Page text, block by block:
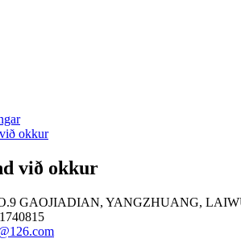
okkur
við okkur
GAOJIADIAN, YANGZHUANG,